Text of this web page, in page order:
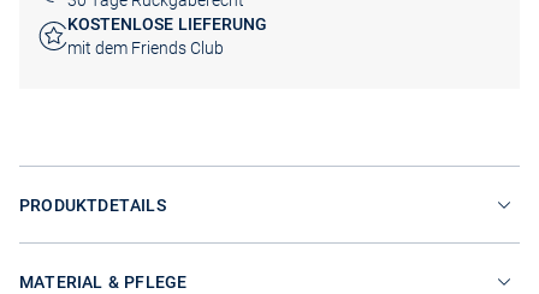
KOSTENLOSE LIEFERUNG
mit dem Friends Club
PRODUKTDETAILS
MATERIAL & PFLEGE